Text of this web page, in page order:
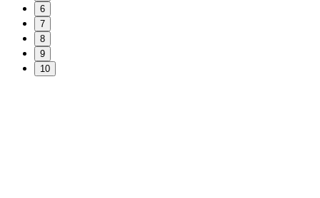
6
7
8
9
10